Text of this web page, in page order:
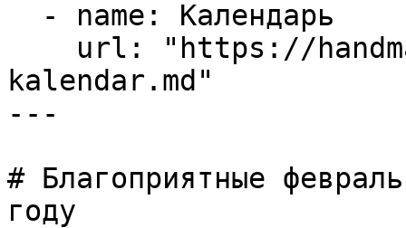
kalendar.md"
---
# Благоприятные
году